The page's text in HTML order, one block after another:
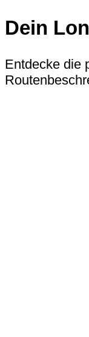
Dein
Entdecke die